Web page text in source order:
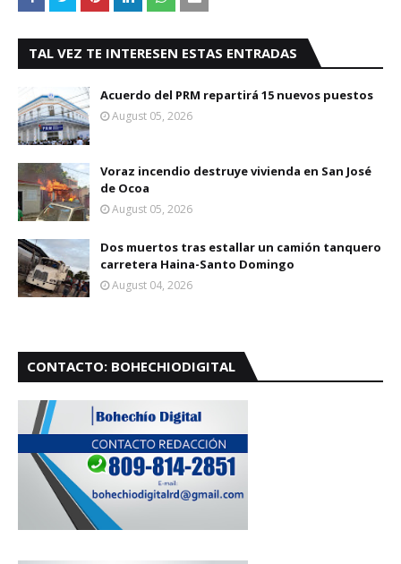
TAL VEZ TE INTERESEN ESTAS ENTRADAS
Acuerdo del PRM repartirá 15 nuevos puestos
August 05, 2026
Voraz incendio destruye vivienda en San José
de Ocoa
August 05, 2026
Dos muertos tras estallar un camión tanquero
carretera Haina-Santo Domingo
August 04, 2026
CONTACTO: BOHECHIODIGITAL